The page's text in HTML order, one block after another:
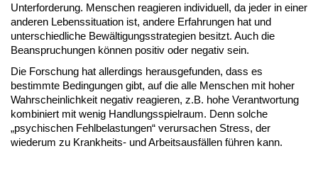
Unterforderung. Menschen reagieren individuell, da jeder in einer
anderen Lebenssituation ist, andere Erfahrungen hat und
unterschiedliche Bewältigungsstrategien besitzt. Auch die
Beanspruchungen können positiv oder negativ sein.
Die Forschung hat allerdings herausgefunden, dass es
bestimmte Bedingungen gibt, auf die alle Menschen mit hoher
Wahrscheinlichkeit negativ reagieren, z.B. hohe Verantwortung
kombiniert mit wenig Handlungsspielraum. Denn solche
„psychischen Fehlbelastungen“ verursachen Stress, der
wiederum zu Krankheits- und Arbeitsausfällen führen kann.